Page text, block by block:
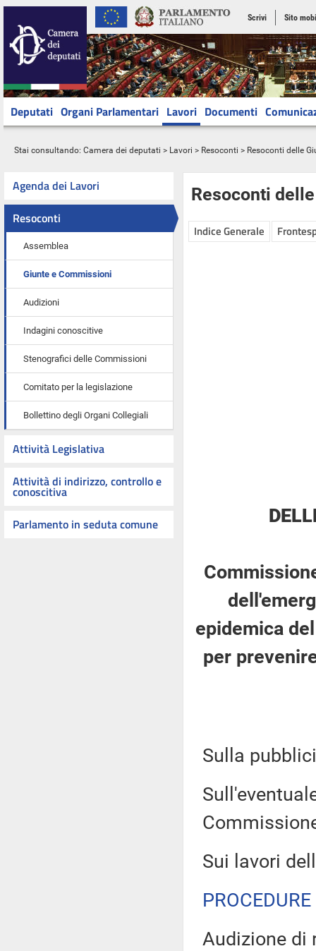
Scrivi Sito
Deputati Organi Parlamentari Lavori Documenti
Stai consultando: Camera dei deputati > Lavori > Resoconti > Resoconti delle
Agenda dei Lavori
Resoconti
Assemblea
Giunte e Commissioni
Audizioni
Indagini conoscitive
Stenografici delle Commissioni
Comitato per la legislazione
Bollettino degli Organi Collegiali
Attività Legislativa
Attività di indirizzo, controllo e
conoscitiva
Parlamento in seduta comune
Resoconti
Indice Generale
epidemica
per
Sulla
Sui lavori
Audizione di